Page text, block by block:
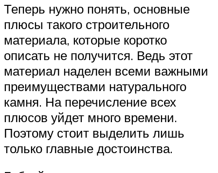
Теперь нужно понять, основные
плюсы такого строительного
материала, которые коротко
описать не получится. Ведь этот
материал наделен всеми важными
преимуществами натурального
камня. На перечисление всех
плюсов уйдет много времени.
Поэтому стоит выделить лишь
только главные достоинства.